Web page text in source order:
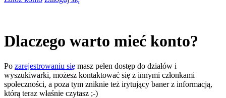
Dlaczego warto mieć konto?
Po zarejestrowaniu się masz pełen dostęp do działów i
wyszukiwarki, możesz kontaktować się z innymi członkami
społeczności, a poza tym zniknie też irytujący baner z informacją,
którą teraz właśnie czytasz ;-)